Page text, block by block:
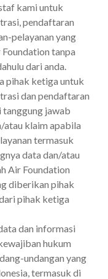
kami untuk
pendaftaran
pelayanan yang
tanpa
dari anda.
pihak ketiga untuk
dan pendaftaran
tanggung jawab
atau klaim apabila
termasuk
data dan/atau
Air Foundation
diberikan pihak
pihak ketiga
dan informasi
hukum
undangan yang
termasuk di